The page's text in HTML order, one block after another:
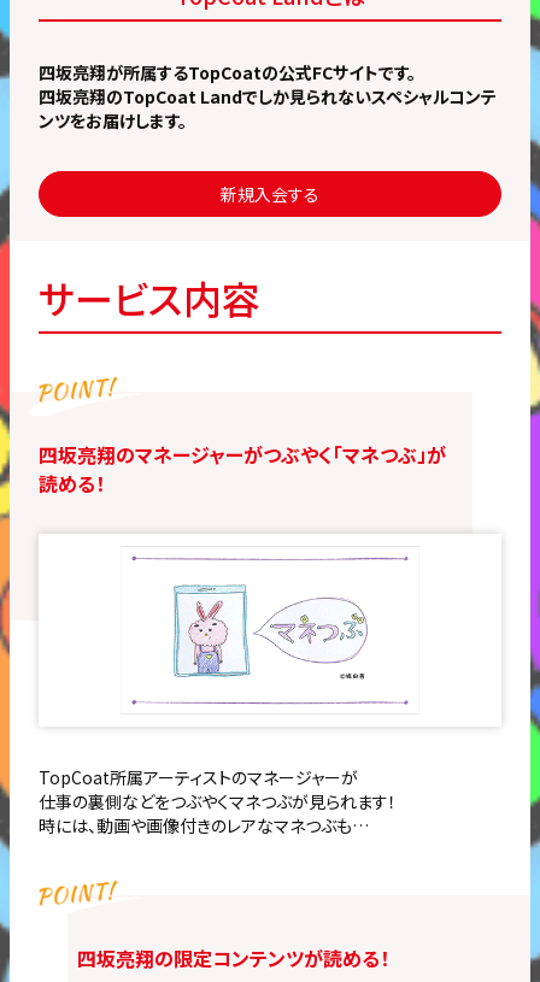
四坂亮翔が所属するTopCoatの公式FCサイトです。
四坂亮翔のTopCoat Landでしか見られないスペシャルコンテ
ンツをお届けします。
新規入会する
サービス内容
四坂亮翔のマネージャーがつぶやく「マネつぶ」が
読める！
TopCoat所属アーティストのマネージャーが
仕事の裏側などをつぶやくマネつぶが見られます！
時には、動画や画像付きのレアなマネつぶも…
四坂亮翔の限定コンテンツが読める！